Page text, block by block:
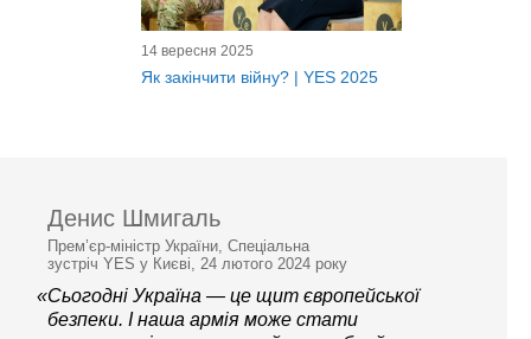
14 вересня 2025
Як закінчити війну? | YES 2025
Денис Шмигаль
Прем’єр-міністр України, Спеціальна
зустріч YES у Києві, 24 лютого 2024 року
«Сьогодні Україна — це щит європейської
безпеки. І наша армія може стати